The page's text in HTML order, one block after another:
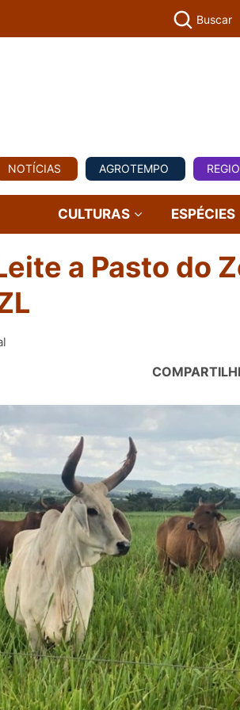
COMERCIAL AGROVIAGENS
Buscar
NOTÍCIAS AGROTEMPO
CULTURAS ESPÉCIES
a Pasto do